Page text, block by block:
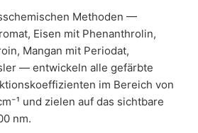
Methoden —
Eisen mit Phenanthrolin,
Mangan mit Periodat,
— entwickeln alle gefärbte
im Bereich von
und zielen auf das sichtbare
nm.